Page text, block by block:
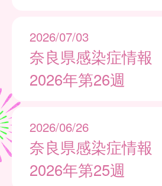
2026/07/03
奈良県感染症情報
2026年第26週
2026/06/26
奈良県感染症情報
2026年第25週